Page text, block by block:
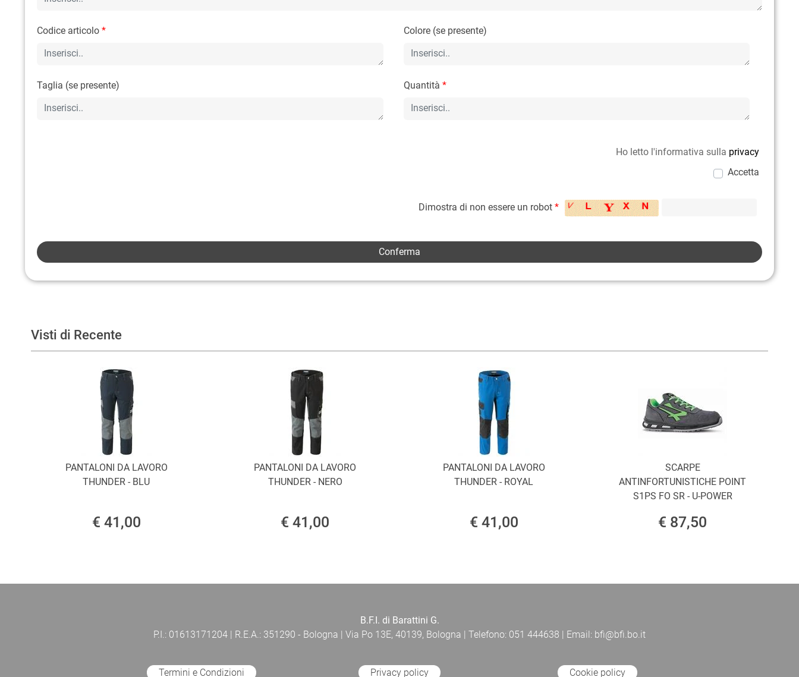
Codice articolo * Colore (se presente)
Taglia (se presente) Quantità *
Ho letto l'informativa sulla privacy
Accetta
Dimostra di non essere un robot *
Visti di Recente
PANTALONI DA LAVORO
THUNDER - BLU
€ 41,00
PANTALONI DA LAVORO
THUNDER - NERO
€ 41,00
PANTALONI DA LAVORO
THUNDER - ROYAL
€ 41,00
SCARPE
ANTINFORTUNISTICHE POINT
S1PS FO SR - U-POWER
€ 87,50
B.F.I. di Barattini G.
P.I.: 01613171204 | R.E.A.: 351290 - Bologna | Via Po 13E, 40139, Bologna | Telefono: 051 444638 | Email: bfi@bfi.bo.it
Termini e Condizioni Privacy policy Cookie policy